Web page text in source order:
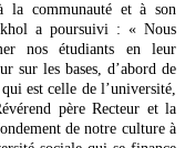
la communauté et à son
a poursuivi : « Nous
nos étudiants en leur
sur les bases, d’abord de
est celle de l’université,
père Recteur et la
de notre culture à